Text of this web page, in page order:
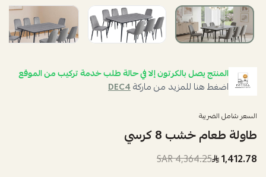
المنتج يصل بالكرتون إلا في حالة طلب خدمة تركيب من الموقع
اضغط هنا للمزيد من ماركةDEC4
السعر شامل الضريبة
طاولة طعام خشب 8 كرسي
1,412.78
4,364.25 SAR